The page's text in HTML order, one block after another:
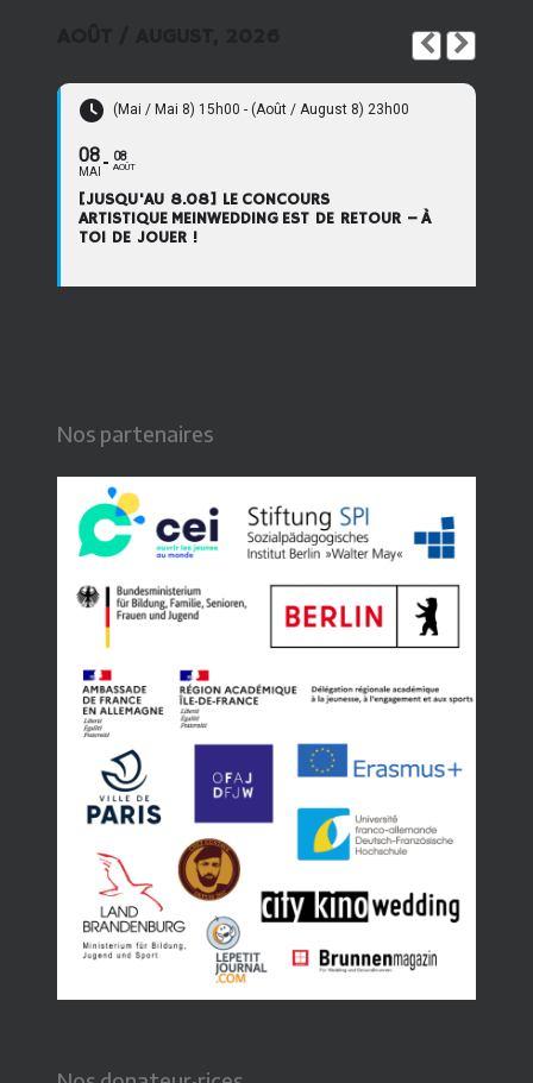
(Mai / Mai 8) 15h00 - (Août / August 8) 23h00
08
MAI
08
AOÛT
[JUSQU'AU 8.08] LE CONCOURS
ARTISTIQUE MEINWEDDING EST DE RETOUR – À
TOI DE JOUER !
Nos partenaires